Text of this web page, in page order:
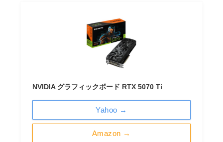
NVIDIA グラフィックボード RTX 5070 Ti
Amazon →
Yahoo →